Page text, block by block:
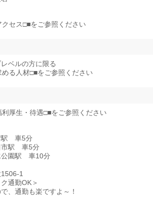
セス□■をご参照ください
ベルの方に限る
る人材□■をご参照ください
厚生・待遇□■をご参照ください
駅 車5分
駅 車5分
園駅 車10分
1
通勤OK＞
、通勤も楽ですよ～！